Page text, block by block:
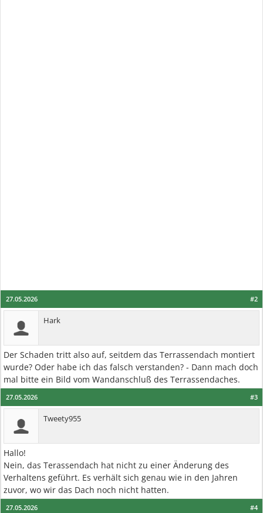
#2
27.05.2026
Hark
Der Schaden tritt also auf, seitdem das Terrassendach montiert
wurde? Oder habe ich das falsch verstanden? - Dann mach doch
mal bitte ein Bild vom Wandanschluß des Terrassendaches.
#3
27.05.2026
Tweety955
Hallo!
Nein, das Terassendach hat nicht zu einer Änderung des
Verhaltens geführt. Es verhält sich genau wie in den Jahren
zuvor, wo wir das Dach noch nicht hatten.
#4
27.05.2026